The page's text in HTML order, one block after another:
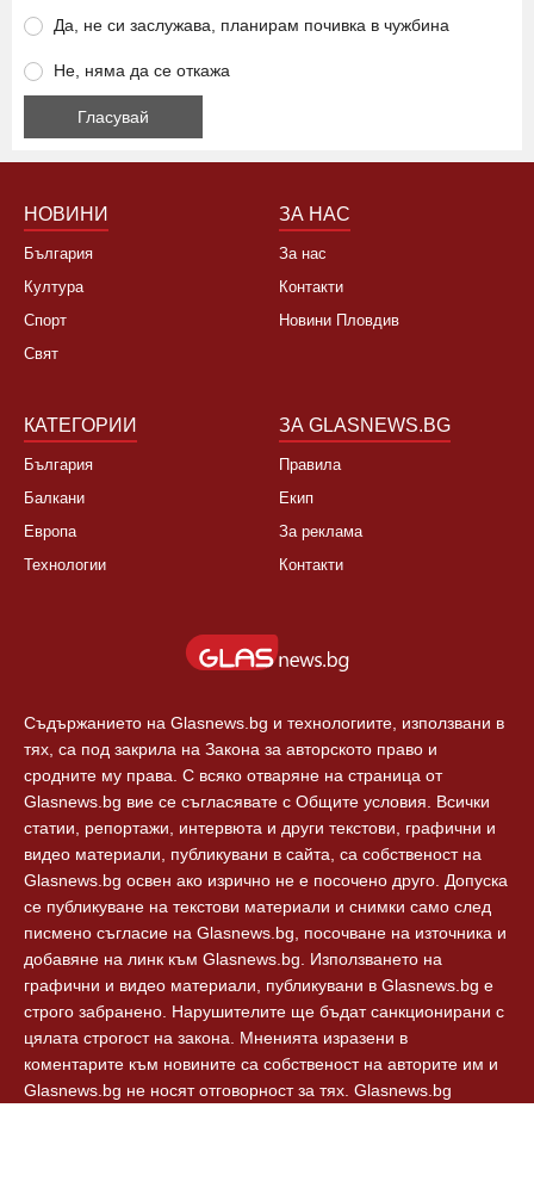
Да, не си заслужава, планирам почивка в чужбина
Не, няма да се откажа
НОВИНИ
България
Култура
Спорт
Свят
ЗА НАС
За нас
Контакти
Новини Пловдив
КАТЕГОРИИ
България
Балкани
Европа
Технологии
ЗА GLASNEWS.BG
Правила
Екип
За реклама
Контакти
Съдържанието на Glasnews.bg и технологиите, използвани в
тях, са под закрила на Закона за авторското право и
сродните му права. С всяко отваряне на страница от
Glasnews.bg вие се съгласявате с Общите условия. Всички
статии, репортажи, интервюта и други текстови, графични и
видео материали, публикувани в сайта, са собственост на
Glasnews.bg освен ако изрично не е посочено друго. Допуска
се публикуване на текстови материали и снимки само след
писмено съгласие на Glasnews.bg, посочване на източника и
добавяне на линк към Glasnews.bg. Използването на
графични и видео материали, публикувани в Glasnews.bg е
строго забранено. Нарушителите ще бъдат санкционирани с
цялата строгост на закона. Мненията изразени в
коментарите към новините са собственост на авторите им и
Glasnews.bg не носят отговорност за тях. Glasnews.bg